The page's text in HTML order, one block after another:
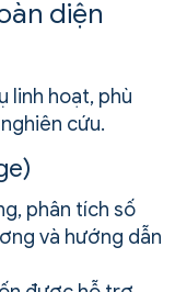
diện
linh hoạt, phù
cứu.
phân tích số
và hướng dẫn